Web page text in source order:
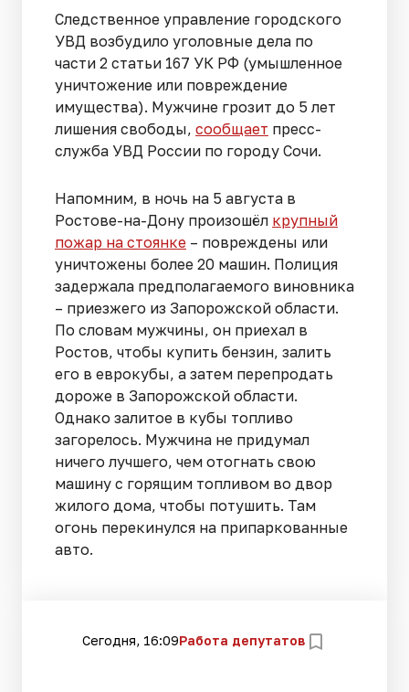
Следственное управление городского
УВД возбудило уголовные дела по
части 2 статьи 167 УК РФ (умышленное
уничтожение или повреждение
имущества). Мужчине грозит до 5 лет
лишения свободы, сообщает пресс-
служба УВД России по городу Сочи.
Напомним, в ночь на 5 августа в
Ростове-на-Дону произошёл крупный
пожар на стоянке – повреждены или
уничтожены более 20 машин. Полиция
задержала предполагаемого виновника
– приезжего из Запорожской области.
По словам мужчины, он приехал в
Ростов, чтобы купить бензин, залить
его в еврокубы, а затем перепродать
дороже в Запорожской области.
Однако залитое в кубы топливо
загорелось. Мужчина не придумал
ничего лучшего, чем отогнать свою
машину с горящим топливом во двор
жилого дома, чтобы потушить. Там
огонь перекинулся на припаркованные
авто.
Сегодня, 16:09Работа депутатов